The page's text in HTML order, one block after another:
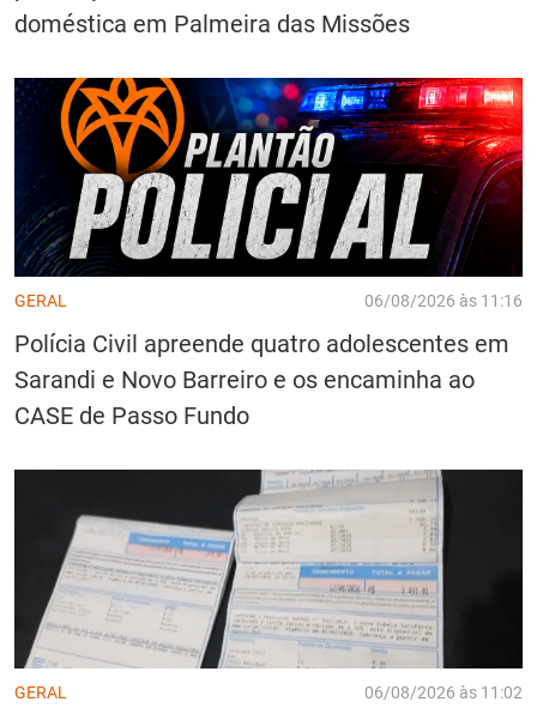
doméstica em Palmeira das Missões
GERAL 06/08/2026 às 11:16
Polícia Civil apreende quatro adolescentes em
Sarandi e Novo Barreiro e os encaminha ao
CASE de Passo Fundo
GERAL 06/08/2026 às 11:02